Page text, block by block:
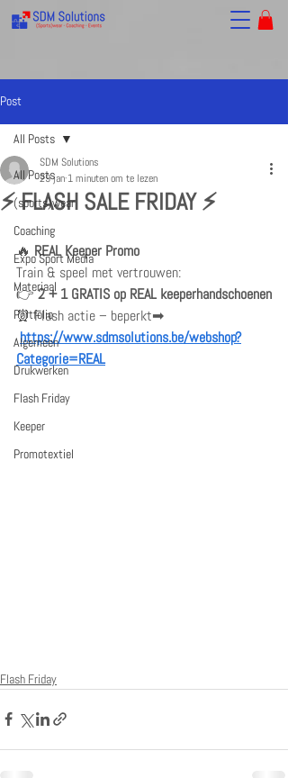
Post
All Posts
(sports)wear
Coaching
Expo Sport Media
Materiaal
Portfolio
Algemeen
Drukwerken
Flash Friday
Keeper
Promotextiel
All Posts
⚡ FLASH SALE FRIDAY ⚡
SDM Solutions
29 jan 1 minuten om te lezen
🔥 REAL Keeper Promo
Train & speel met vertrouwen:
👉 2 + 1 GRATIS op REAL keeperhandschoenen
⏰ Flash actie – beperkt➡
https://www.sdmsolutions.be/webshop?
Categorie=REAL
Flash Friday